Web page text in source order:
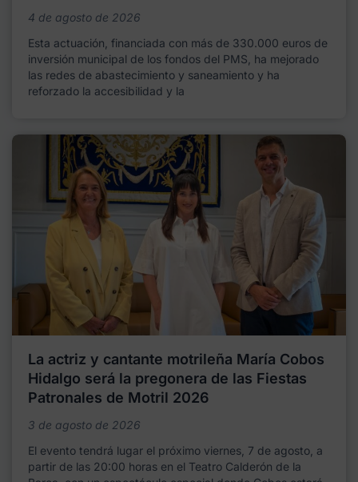
4 de agosto de 2026
Esta actuación, financiada con más de 330.000 euros de
inversión municipal de los fondos del PMS, ha mejorado
las redes de abastecimiento y saneamiento y ha
reforzado la accesibilidad y la
La actriz y cantante motrileña María Cobos
Hidalgo será la pregonera de las Fiestas
Patronales de Motril 2026
3 de agosto de 2026
El evento tendrá lugar el próximo viernes, 7 de agosto, a
partir de las 20:00 horas en el Teatro Calderón de la